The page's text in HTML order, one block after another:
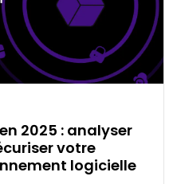
2025 : analyser
votre
logicielle